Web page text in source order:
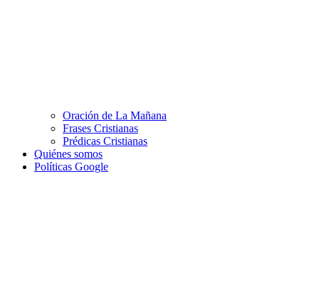
Oración de La Mañana
Frases Cristianas
Prédicas Cristianas
Quiénes somos
Políticas Google